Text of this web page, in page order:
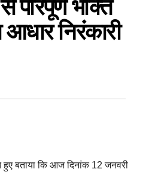
परिपूर्ण भक्ति
आधार निरंकारी
बताया कि आज दिनांक 12 जनवरी